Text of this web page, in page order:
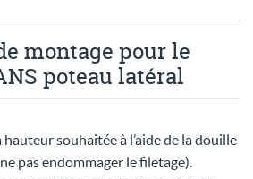
montage pour le
poteau latéral
hauteur souhaitée à l’aide de la douille
pas endommager le filetage).